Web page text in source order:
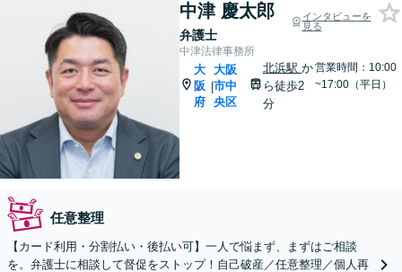
中津 慶太郎
弁護士
インタビューを
見る
中津法律事務所
大
阪
府
|
大阪
市中
央区
北浜駅 か
ら徒歩2
分
営業時間：10:00
~17:00（平日）
任意整理
【カード利用・分割払い・後払い可】一人で悩まず、まずはご相談
を。弁護士に相談して督促をストップ！自己破産／任意整理／個人再